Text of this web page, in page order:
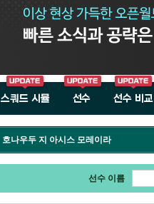
스쿼드 시뮬 선수 선수 비교
호나우두 지 아시스 모레이라
선수 이름